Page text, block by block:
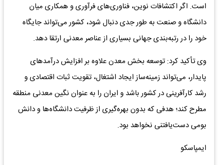
است. اگر اکتشافات نوین، فناوری‌های فرآوری و همکاری میان
دانشگاه و صنعت به طور جدی دنبال شود، کشور می‌تواند جایگاه
خود را در رتبه‌بندی جهانی بسیاری از عناصر معدنی ارتقا دهد.
وی تأکید کرد: توسعه بخش معدن علاوه بر افزایش درآمد‌های
پایدار، می‌تواند زمینه‌ساز ایجاد اشتغال، تقویت ثبات اقتصادی و
رشد کارآفرینی در کشور باشد و ایران را به عنوان نگین معدنی منطقه
مطرح کند؛ هدفی که بدون بهره‌گیری از ظرفیت دانشگاه‌ها و دانش
بومی دست‌یافتنی نخواهد بود.
ایمپاسکو